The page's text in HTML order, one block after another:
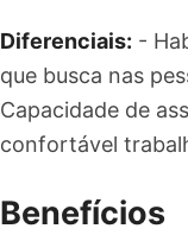
Diferenciais: -
que busca nas
Capacidade de
confortável
Benefícios